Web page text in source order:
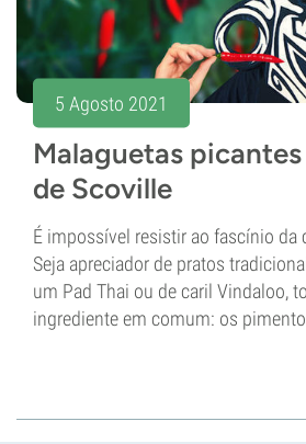
5 Agosto 2021
Malaguetas picantes
de Scoville
É impossível resistir ao fascínio da
Seja apreciador de pratos
um Pad Thai ou de caril Vindaloo,
ingrediente em comum: os